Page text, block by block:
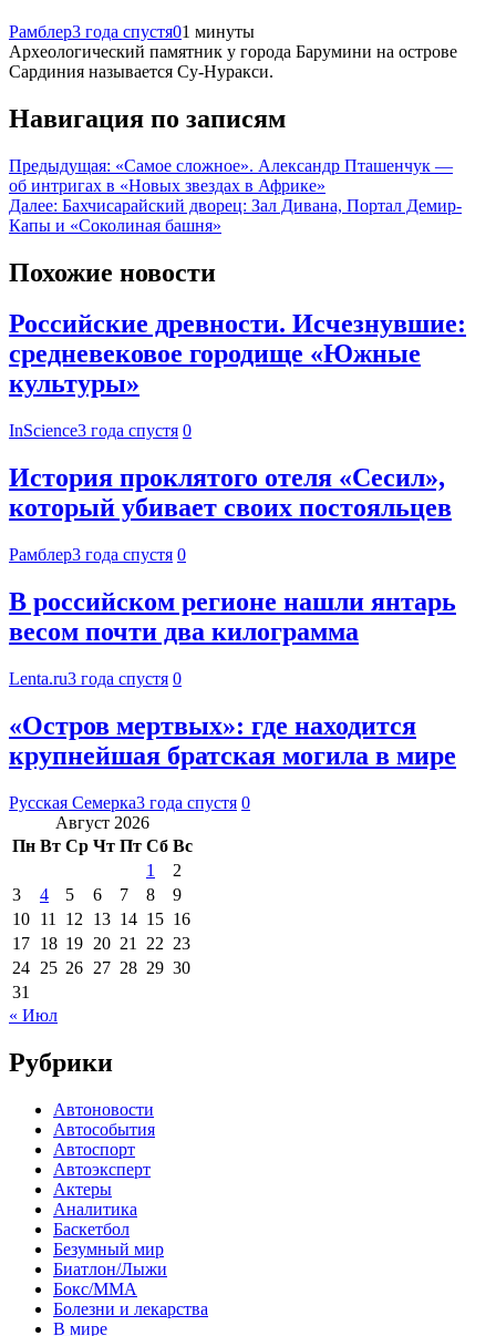
Рамблер3 года спустя01 минуты
Археологический памятник у города Барумини на острове
Сардиния называется Су-Нуракси.
Навигация по записям
Предыдущая: «Самое сложное». Александр Пташенчук —
об интригах в «Новых звездах в Африке»
Далее: Бахчисарайский дворец: Зал Дивана, Портал Демир-
Капы и «Соколиная башня»
Похожие новости
Российские древности. Исчезнувшие:
средневековое городище «Южные
культуры»
InScience3 года спустя 0
История проклятого отеля «Сесил»,
который убивает своих постояльцев
Рамблер3 года спустя 0
В российском регионе нашли янтарь
весом почти два килограмма
Lenta.ru3 года спустя 0
«Остров мертвых»: где находится
крупнейшая братская могила в мире
Русская Семерка3 года спустя 0
Август 2026
Пн Вт Ср Чт Пт Сб Вс
1
2
3
4 5 6 7 8
9
10 11 12 13 14 15 16
17 18 19 20 21 22 23
24 25 26 27 28 29 30
31
« Июл
Рубрики
Автоновости
Автособытия
Автоспорт
Автоэксперт
Актеры
Аналитика
Баскетбол
Безумный мир
Биатлон/Лыжи
Бокс/MMA
Болезни и лекарства
В мире